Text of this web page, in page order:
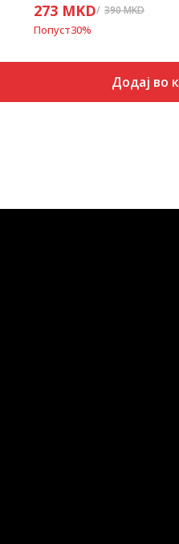
273 MKD 390MKD
Попуст30%
Додај во